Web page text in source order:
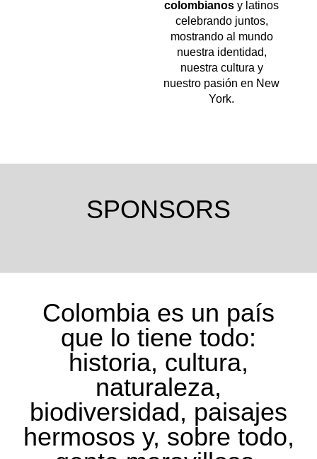
colombianos y latinos
celebrando juntos,
mostrando al mundo
nuestra identidad,
nuestra cultura y
nuestro pasión en New
York.
SPONSORS
Colombia es un país
que lo tiene todo:
historia, cultura,
naturaleza,
biodiversidad, paisajes
hermosos y, sobre todo,